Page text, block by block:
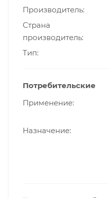
Производитель
Страна
производитель
Тип
Потребительские
Применение
Назначение